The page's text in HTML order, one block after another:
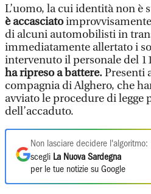
L’uomo, la cui identità non è
è accasciato
di alcuni automobilisti in
immediatamente allertato i
intervenuto il personale del
ha ripreso a battere.Presenti
compagnia di Alghero, che
avviato le procedure di legge
dell’accaduto.
Non lasciare decidere l'algoritmo:
scegli La Nuova Sardegna
per le tue notizie su Google